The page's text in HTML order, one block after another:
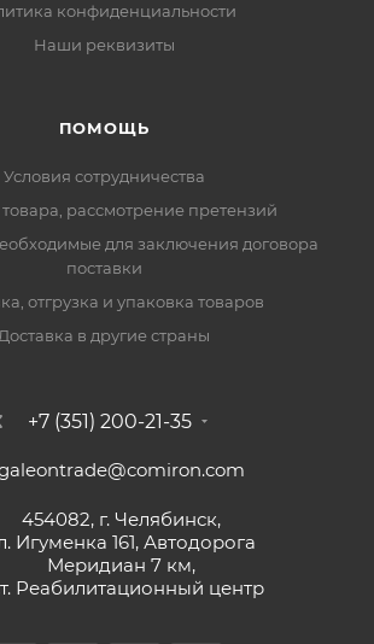
конфиденциальности
Наши реквизиты
ПОМОЩЬ
Условия сотрудничества
рассмотрение претензий
для заключения договора
поставки
отгрузка и упаковка товаров
Доставка в другие страны
+7 (351) 200-21-35
454082, г. Челябинск,
Игуменка 161, Автодорога
Меридиан 7 км,
Реабилитационный центр